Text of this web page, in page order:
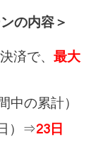
の内容＞
済で、 最大
中の累計）
）⇒23日